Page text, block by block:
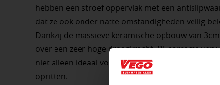
hebben een stroef oppervlak met een
dat ze ook onder natte omstandigheden veilig
Dankzij de massieve keramische opbouw van
over een zeer hoge draagkracht. Bij correcte
niet alleen ideaal voor terrassen, maar ook
opritten.